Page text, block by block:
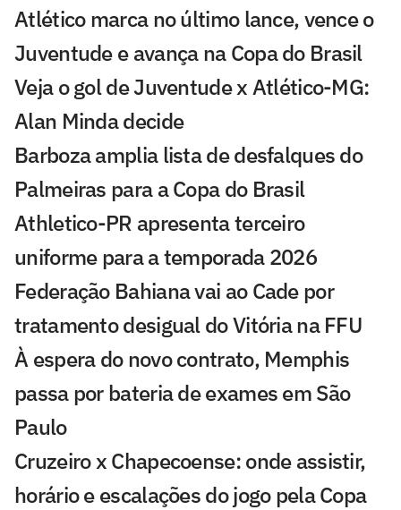
Atlético marca no último lance, vence o
Juventude e avança na Copa do Brasil
Veja o gol de Juventude x Atlético-MG:
Alan Minda decide
Barboza amplia lista de desfalques do
Palmeiras para a Copa do Brasil
Athletico-PR apresenta terceiro
uniforme para a temporada 2026
Federação Bahiana vai ao Cade por
tratamento desigual do Vitória na FFU
À espera do novo contrato, Memphis
passa por bateria de exames em São
Paulo
Cruzeiro x Chapecoense: onde assistir,
horário e escalações do jogo pela Copa